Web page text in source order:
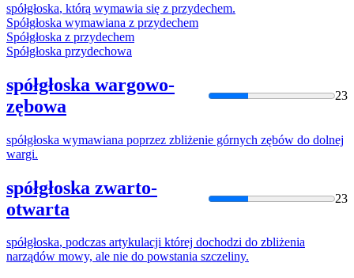
spółgłoska, którą wymawia się z przydechem.
Spółgłoska wymawiana z przydechem
Spółgłoska z przydechem
Spółgłoska przydechowa
spółgłoska wargowo-
zębowa
23
spółgłoska wymawiana poprzez zbliżenie górnych zębów do dolnej
wargi.
spółgłoska zwarto-
otwarta
23
spółgłoska, podczas artykulacji której dochodzi do zbliżenia
narządów mowy, ale nie do powstania szczeliny.